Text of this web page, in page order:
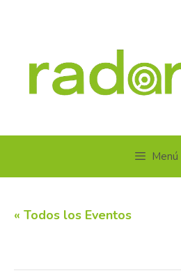
Menú
« Todos los Eventos